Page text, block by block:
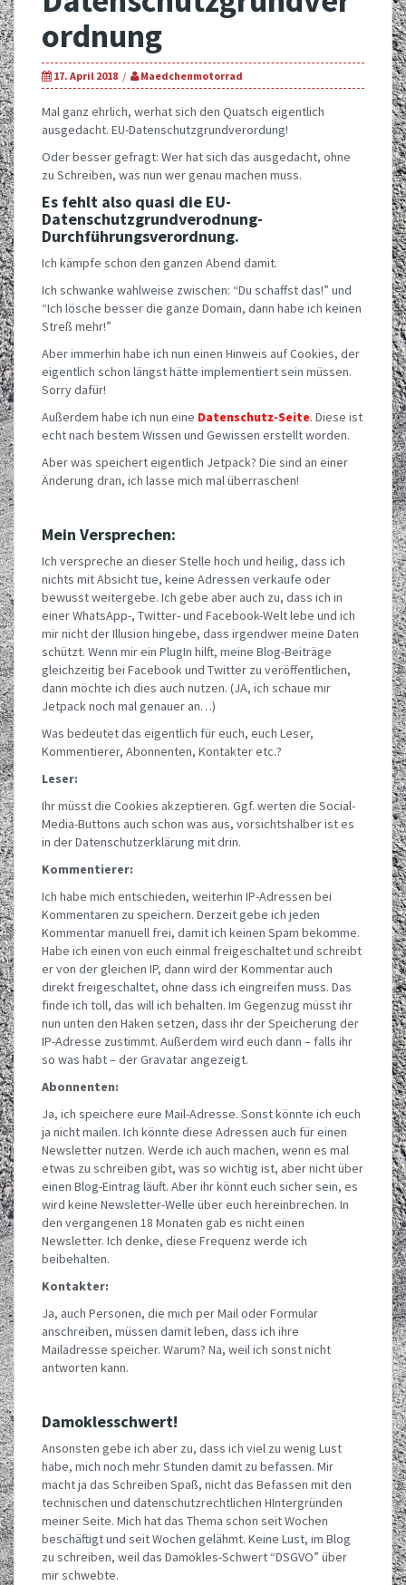
ordnung
17. April 2018 Maedchenmotorrad
Mal ganz ehrlich, werhat sich den Quatsch eigentlich
ausgedacht. EU-Datenschutzgrundverordung!
Oder besser gefragt: Wer hat sich das ausgedacht, ohne
zu Schreiben, was nun wer genau machen muss.
Es fehlt also quasi die EU-
Datenschutzgrundverodnung-
Durchführungsverordnung.
Ich kämpfe schon den ganzen Abend damit.
Ich schwanke wahlweise zwischen: “Du schaffst das!” und
“Ich lösche besser die ganze Domain, dann habe ich keinen
Streß mehr!”
Aber immerhin habe ich nun einen Hinweis auf Cookies, der
eigentlich schon längst hätte implementiert sein müssen.
Sorry dafür!
Außerdem habe ich nun eine Datenschutz-Seite. Diese ist
echt nach bestem Wissen und Gewissen erstellt worden.
Aber was speichert eigentlich Jetpack? Die sind an einer
Änderung dran, ich lasse mich mal überraschen!
Mein Versprechen:
Ich verspreche an dieser Stelle hoch und heilig, dass ich
nichts mit Absicht tue, keine Adressen verkaufe oder
bewusst weitergebe. Ich gebe aber auch zu, dass ich in
einer WhatsApp-, Twitter- und Facebook-Welt lebe und ich
mir nicht der Illusion hingebe, dass irgendwer meine Daten
schützt. Wenn mir ein PlugIn hilft, meine Blog-Beiträge
gleichzeitig bei Facebook und Twitter zu veröffentlichen,
dann möchte ich dies auch nutzen. (JA, ich schaue mir
Jetpack noch mal genauer an…)
Was bedeutet das eigentlich für euch, euch Leser,
Kommentierer, Abonnenten, Kontakter etc.?
Leser:
Ihr müsst die Cookies akzeptieren. Ggf. werten die Social-
Media-Buttons auch schon was aus, vorsichtshalber ist es
in der Datenschutzerklärung mit drin.
Kommentierer:
Ich habe mich entschieden, weiterhin IP-Adressen bei
Kommentaren zu speichern. Derzeit gebe ich jeden
Kommentar manuell frei, damit ich keinen Spam bekomme.
Habe ich einen von euch einmal freigeschaltet und schreibt
er von der gleichen IP, dann wird der Kommentar auch
direkt freigeschaltet, ohne dass ich eingreifen muss. Das
finde ich toll, das will ich behalten. Im Gegenzug müsst ihr
nun unten den Haken setzen, dass ihr der Speicherung der
IP-Adresse zustimmt. Außerdem wird euch dann – falls ihr
so was habt – der Gravatar angezeigt.
Abonnenten:
Ja, ich speichere eure Mail-Adresse. Sonst könnte ich euch
ja nicht mailen. Ich könnte diese Adressen auch für einen
Newsletter nutzen. Werde ich auch machen, wenn es mal
etwas zu schreiben gibt, was so wichtig ist, aber nicht über
einen Blog-Eintrag läuft. Aber ihr könnt euch sicher sein, es
wird keine Newsletter-Welle über euch hereinbrechen. In
den vergangenen 18 Monaten gab es nicht einen
Newsletter. Ich denke, diese Frequenz werde ich
beibehalten.
Kontakter:
Ja, auch Personen, die mich per Mail oder Formular
anschreiben, müssen damit leben, dass ich ihre
Mailadresse speicher. Warum? Na, weil ich sonst nicht
antworten kann.
Damoklesschwert!
Ansonsten gebe ich aber zu, dass ich viel zu wenig Lust
habe, mich noch mehr Stunden damit zu befassen. Mir
macht ja das Schreiben Spaß, nicht das Befassen mit den
technischen und datenschutzrechtlichen HIntergründen
meiner Seite. Mich hat das Thema schon seit Wochen
beschäftigt und seit Wochen gelähmt. Keine Lust, im Blog
zu schreiben, weil das Damokles-Schwert “DSGVO” über
mir schwebte.